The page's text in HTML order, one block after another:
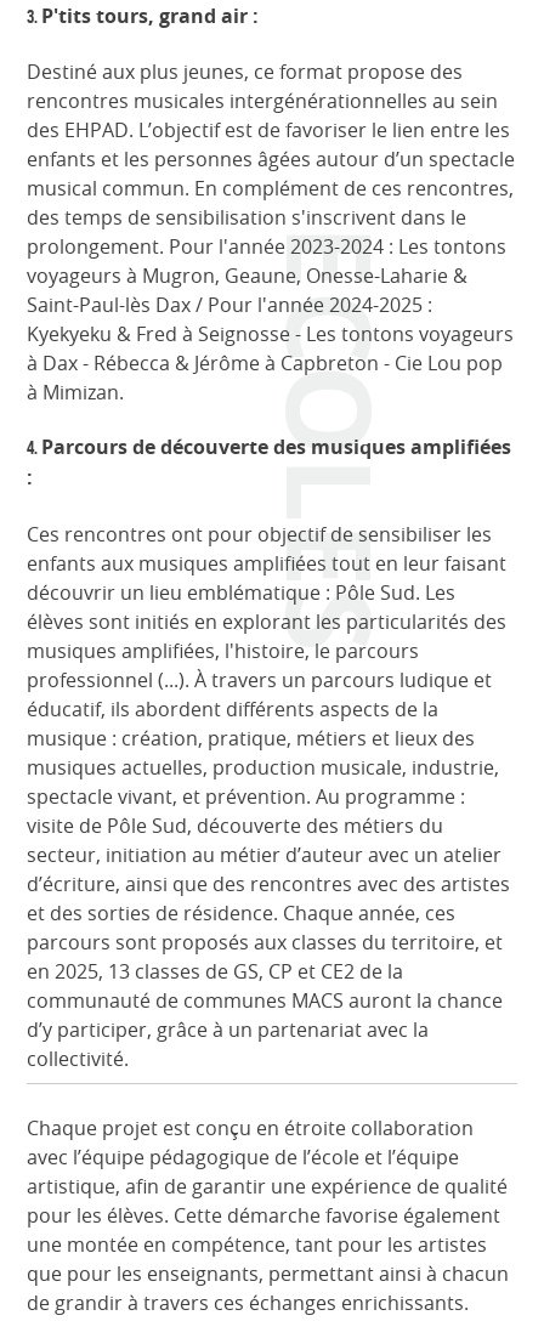
ECOLES
3. P'tits tours, grand air :
Destiné aux plus jeunes, ce format propose des
rencontres musicales intergénérationnelles au sein
des EHPAD. L’objectif est de favoriser le lien entre les
enfants et les personnes âgées autour d’un spectacle
musical commun. En complément de ces rencontres,
des temps de sensibilisation s'inscrivent dans le
prolongement. Pour l'année 2023-2024 : Les tontons
voyageurs à Mugron, Geaune, Onesse-Laharie &
Saint-Paul-lès Dax / Pour l'année 2024-2025 :
Kyekyeku & Fred à Seignosse - Les tontons voyageurs
à Dax - Rébecca & Jérôme à Capbreton - Cie Lou pop
à Mimizan.
4. Parcours de découverte des musiques amplifiées
:
Ces rencontres ont pour objectif de sensibiliser les
enfants aux musiques amplifiées tout en leur faisant
découvrir un lieu emblématique : Pôle Sud. Les
élèves sont initiés en explorant les particularités des
musiques amplifiées, l'histoire, le parcours
professionnel (...). À travers un parcours ludique et
éducatif, ils abordent différents aspects de la
musique : création, pratique, métiers et lieux des
musiques actuelles, production musicale, industrie,
spectacle vivant, et prévention. Au programme :
visite de Pôle Sud, découverte des métiers du
secteur, initiation au métier d’auteur avec un atelier
d’écriture, ainsi que des rencontres avec des artistes
et des sorties de résidence. Chaque année, ces
parcours sont proposés aux classes du territoire, et
en 2025, 13 classes de GS, CP et CE2 de la
communauté de communes MACS auront la chance
d’y participer, grâce à un partenariat avec la
collectivité.
Chaque projet est conçu en étroite collaboration
avec l’équipe pédagogique de l’école et l’équipe
artistique, afin de garantir une expérience de qualité
pour les élèves. Cette démarche favorise également
une montée en compétence, tant pour les artistes
que pour les enseignants, permettant ainsi à chacun
de grandir à travers ces échanges enrichissants.